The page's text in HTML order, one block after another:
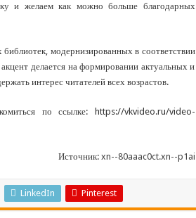
и желаем как можно больше благодарных
модернизированных в соответствии
делается на формировании актуальных и
интерес читателей всех возрастов.
по ссылке: https://vkvideo.ru/video-
Источник: xn--80aaac0ct.xn--p1ai
LinkedIn Pinterest